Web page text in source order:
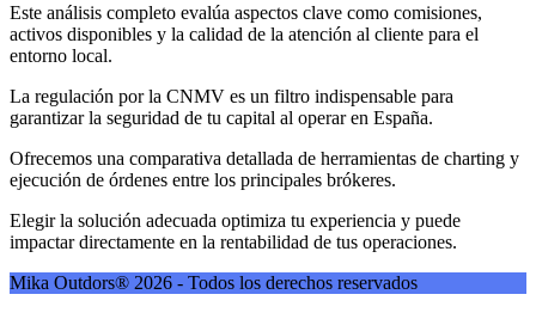
Este análisis completo evalúa aspectos clave como comisiones,
activos disponibles y la calidad de la atención al cliente para el
entorno local.
La regulación por la CNMV es un filtro indispensable para
garantizar la seguridad de tu capital al operar en España.
Ofrecemos una comparativa detallada de herramientas de charting y
ejecución de órdenes entre los principales brókeres.
Elegir la solución adecuada optimiza tu experiencia y puede
impactar directamente en la rentabilidad de tus operaciones.
Mika Outdors® 2026 - Todos los derechos reservados